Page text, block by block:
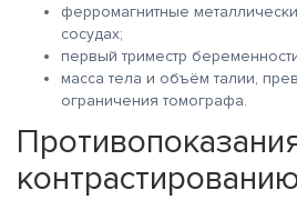
ферромагнитные
сосудах;
первый триместр
масса тела и объём талии,
ограничения томографа.